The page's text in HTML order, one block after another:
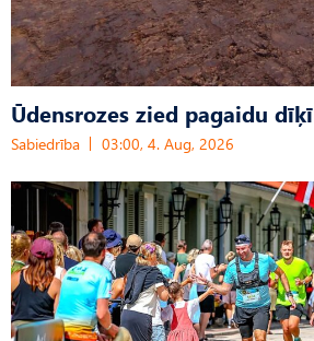
Ūdensrozes zied pagaidu dīķī
Sabiedrība 03:00, 4. Aug, 2026